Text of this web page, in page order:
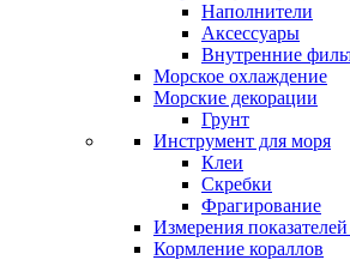
Наполнители
Аксессуары
Внутренние
Морское охлаждение
Морские декорации
Грунт
Инструмент для моря
Клеи
Скребки
Фрагирование
Измерения
Кормление кораллов